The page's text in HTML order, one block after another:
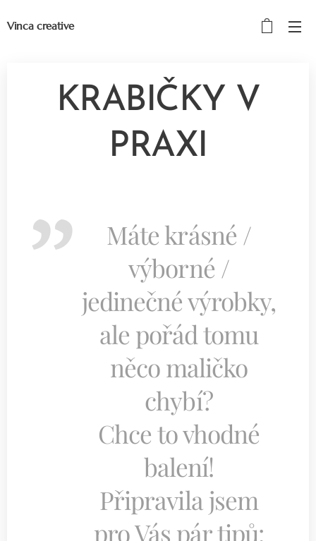
Vinca creative
KRABIČKY V
PRAXI
Máte krásné /
výborné /
jedinečné výrobky,
ale pořád tomu
něco maličko
chybí?
Chce to vhodné
balení!
Připravila jsem
pro Vás pár tipů: